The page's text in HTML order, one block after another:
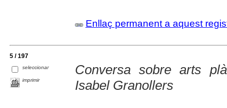
Enllaç permanent a aquest
5 / 197
seleccionar
imprimir
Conversa sobre arts
Isabel Granollers